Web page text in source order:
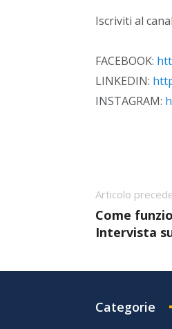
Iscriviti al
FACEBOOK:
LINKEDIN:
INSTAGRAM:
Articolo
Come
Intervista
Categorie